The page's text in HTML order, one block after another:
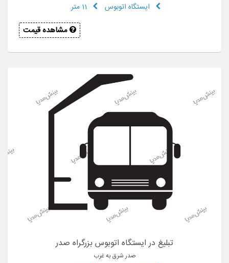
ایستگاه اتوبوس
مشاهده قیمت
تبلیغ در ایستگاه اتوبوس بزرگراه صدر
صدر شرق به غرب